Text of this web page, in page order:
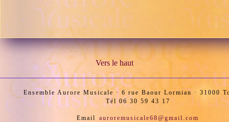
Vers le haut
Ensemble Aurore Musicale · 6 rue Baour Lormian · 31000
Tél 06 30 59 43 17
Email auroremusicale68@gmail.com